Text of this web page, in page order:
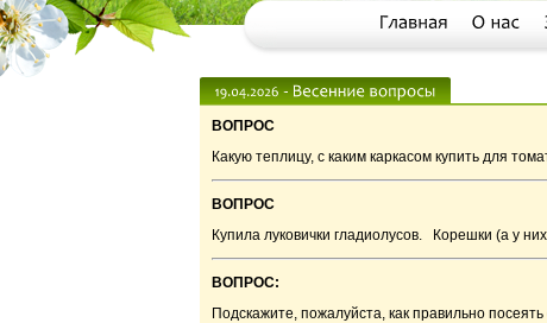
ВОПРОС
Какую теплицу, с каким каркасом купить для
ВОПРОС
Купила луковички гладиолусов. Корешки (а у
ВОПРОС:
Подскажите, пожалуйста, как правильно